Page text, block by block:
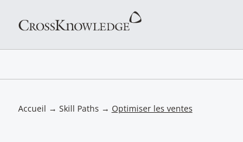
Accueil → Skill Paths → Optimiser les ventes